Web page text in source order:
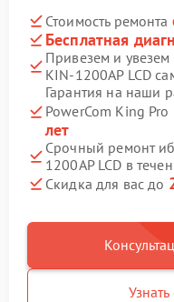
Стоимость ремонта
Бесплатная
Привезем и
KIN-1200AP LCD
Гарантия на наши
PowerCom King
лет
Срочный ремонт
1200AP LCD в
Скидка для вас до